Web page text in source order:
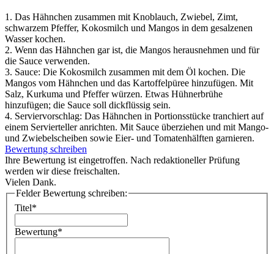
1. Das Hähnchen zusammen mit Knoblauch, Zwiebel, Zimt,
schwarzem Pfeffer, Kokosmilch und Mangos in dem gesalzenen
Wasser kochen.
2. Wenn das Hähnchen gar ist, die Mangos herausnehmen und für
die Sauce verwenden.
3. Sauce: Die Kokosmilch zusammen mit dem Öl kochen. Die
Mangos vom Hähnchen und das Kartoffelpüree hinzufügen. Mit
Salz, Kurkuma und Pfeffer würzen. Etwas Hühnerbrühe
hinzufügen; die Sauce soll dickflüssig sein.
4. Serviervorschlag: Das Hähnchen in Portionsstücke tranchiert auf
einem Servierteller anrichten. Mit Sauce überziehen und mit Mango-
und Zwiebelscheiben sowie Eier- und Tomatenhälften garnieren.
Bewertung schreiben
Ihre Bewertung ist eingetroffen. Nach redaktioneller Prüfung
werden wir diese freischalten.
Vielen Dank.
Felder Bewertung schreiben:
Titel*
Bewertung*